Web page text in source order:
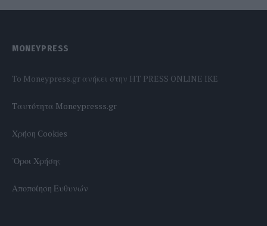
MONEYPRESS
To Moneypress.gr ανήκει στην HT PRESS ONLINE IKE
Tαυτότητα Moneypresss.gr
Χρήση Cookies
'Οροι Χρήσης
Αποποίηση Ευθυνών